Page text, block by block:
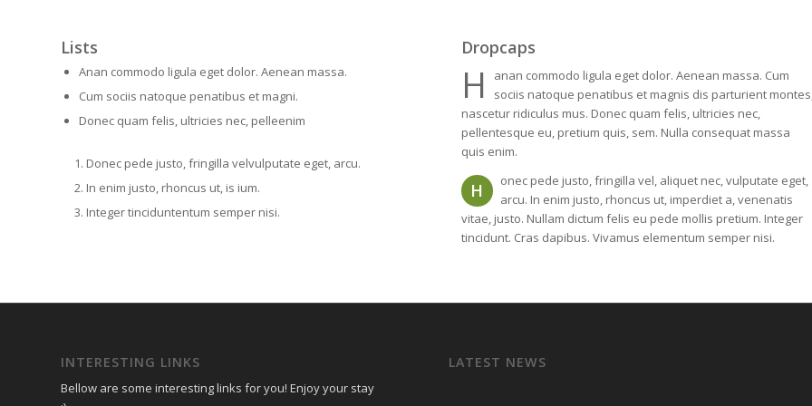
Lists
Anan commodo ligula eget dolor. Aenean massa.
Cum sociis natoque penatibus et magni.
Donec quam felis, ultricies nec, pelleenim
Donec pede justo, fringilla velvulputate eget, arcu.
In enim justo, rhoncus ut, is ium.
Integer tinciduntentum semper nisi.
Dropcaps
H
anan commodo ligula eget dolor. Aenean massa. Cum
sociis natoque penatibus et magnis dis parturient
nascetur ridiculus mus. Donec quam felis, ultricies nec,
pellentesque eu, pretium quis, sem. Nulla consequat massa
quis enim.
H
onec pede justo, fringilla vel, aliquet nec, vulputate eget,
arcu. In enim justo, rhoncus ut, imperdiet a, venenatis
vitae, justo. Nullam dictum felis eu pede mollis pretium. Integer
tincidunt. Cras dapibus. Vivamus elementum semper nisi.
INTERESTING LINKS
Bellow are some interesting links for you! Enjoy your stay
LATEST NEWS